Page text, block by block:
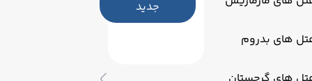
های بدروم
جدید